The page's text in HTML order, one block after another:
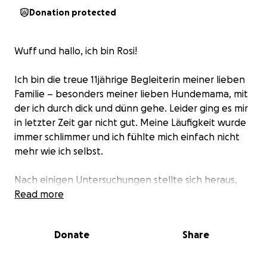
Donation protected
Wuff und hallo, ich bin Rosi!
Ich bin die treue 11jährige Begleiterin meiner lieben
Familie – besonders meiner lieben Hundemama, mit
der ich durch dick und dünn gehe. Leider ging es mir
in letzter Zeit gar nicht gut. Meine Läufigkeit wurde
immer schlimmer und ich fühlte mich einfach nicht
mehr wie ich selbst.
Nach einigen Untersuchungen stellte sich heraus,
dass ich eine schlimme Gebärmutterentzündung
so musste ich schnell operiert werden, um mein
Read more
Donate Share